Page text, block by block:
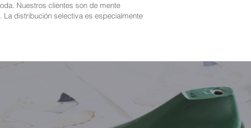
Nuestros clientes son de mente
distribución selectiva es especialmente